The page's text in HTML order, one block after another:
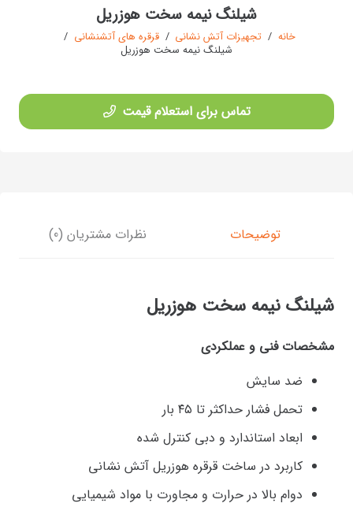
شیلنگ نیمه سخت هوزریل
خانه / تجهیزات آتش نشانی / قرقره های آتشنشانی /
شیلنگ نیمه سخت هوزریل
تماس برای استعلام قیمت
توضیحات نظرات مشتریان (0)
شیلنگ نیمه سخت هوزریل
مشخصات فنی و عملکردی
ضد سایش
تحمل فشار حداکثر تا ۴۵ بار
ابعاد استاندارد و دبی کنترل شده
کاربرد در ساخت قرقره هوزریل آتش نشانی
دوام بالا در حرارت و مجاورت با مواد شیمیایی